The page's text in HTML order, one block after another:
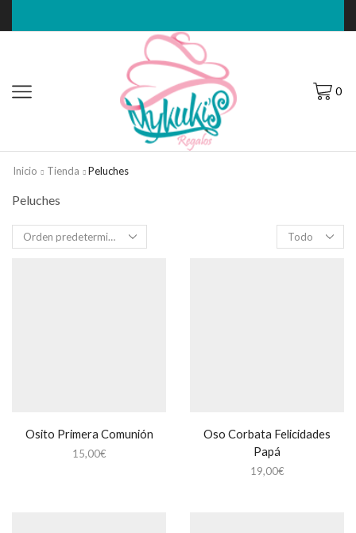
0
Inicio Tienda Peluches
Peluches
Filas
por
Osito Primera Comunión
15,00€
Oso Corbata Felicidades
Papá
19,00€